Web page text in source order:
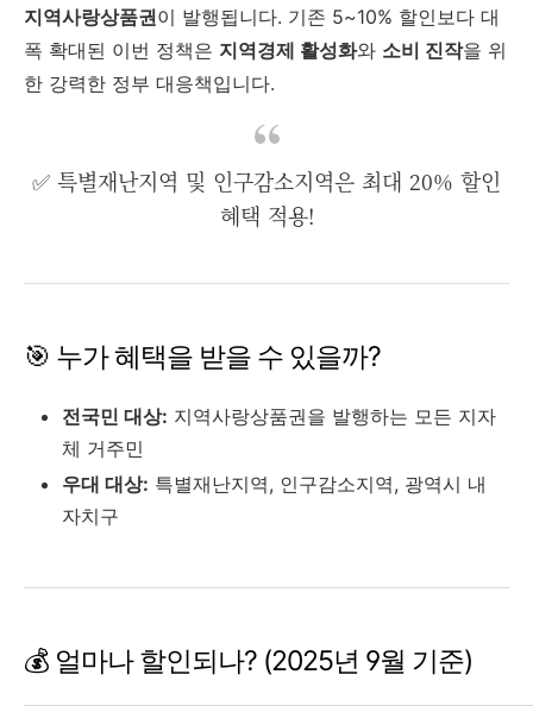
지역사랑상품권이 발행됩니다. 기존 5~10% 할인보다 대
폭 확대된 이번 정책은 지역경제 활성화와 소비 진작을 위
한 강력한 정부 대응책입니다.
✅ 특별재난지역 및 인구감소지역은 최대 20% 할인
혜택 적용!
🎯 누가 혜택을 받을 수 있을까?
전국민 대상: 지역사랑상품권을 발행하는 모든 지자
체 거주민
우대 대상: 특별재난지역, 인구감소지역, 광역시 내
자치구
💰 얼마나 할인되나? (2025년 9월 기준)